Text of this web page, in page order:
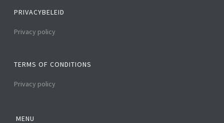
PRIVACYBELEID
Privacy policy
TERMS OF CONDITIONS
Privacy policy
MENU